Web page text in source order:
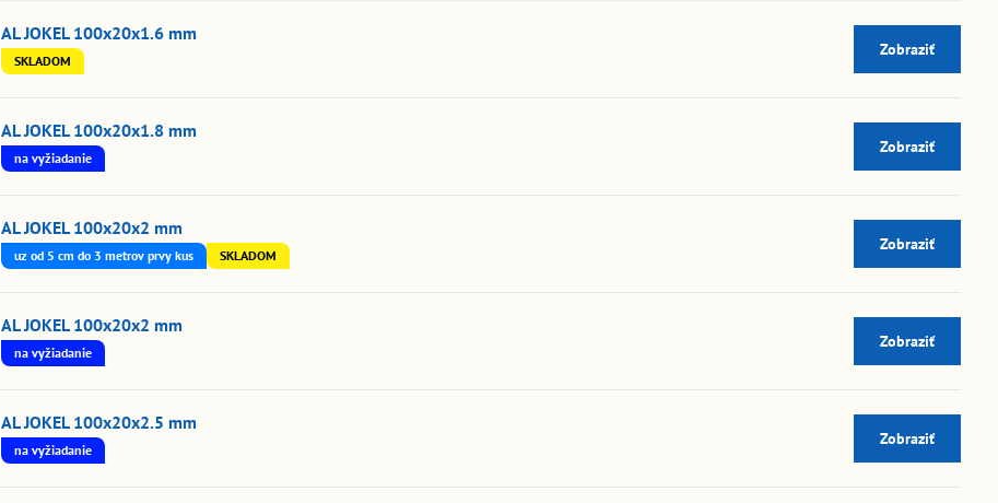
AL JOKEL 100x20x1.6 mm
SKLADOM
Zobraziť
AL JOKEL 100x20x1.8 mm
na vyžiadanie
Zobraziť
AL JOKEL 100x20x2 mm
uz od 5 cm do 3 metrov prvy kus SKLADOM
Zobraziť
AL JOKEL 100x20x2 mm
na vyžiadanie
Zobraziť
AL JOKEL 100x20x2.5 mm
na vyžiadanie
Zobraziť